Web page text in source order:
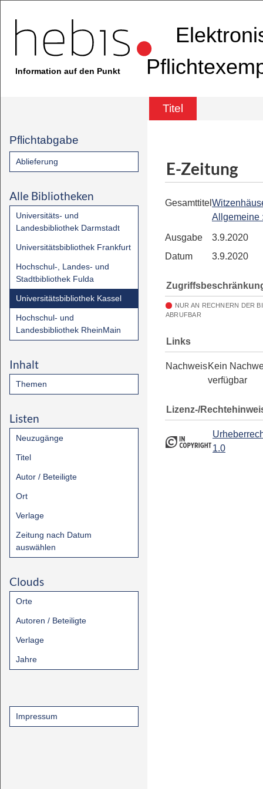
Information auf den Punkt
Titel
Pflichtabgabe
Ablieferung
Alle Bibliotheken
Universitäts- und
Landesbibliothek Darmstadt
Universitätsbibliothek Frankfurt
Hochschul-, Landes- und
Stadtbibliothek Fulda
Universitätsbibliothek Kassel
Hochschul- und
Landesbibliothek RheinMain
Inhalt
Themen
Listen
Neuzugänge
Titel
Autor / Beteiligte
Ort
Verlage
Zeitung nach Datum
auswählen
Clouds
Orte
Autoren / Beteiligte
Verlage
Jahre
Impressum
E-Zeitung
Gesamttitel
Allgemeine
Ausgabe
3.9.2020
Datum
3.9.2020
NUR AN RECHNERN DER
ABRUFBAR
Links
NachweisKein
verfügbar
Lizenz-/
1.0